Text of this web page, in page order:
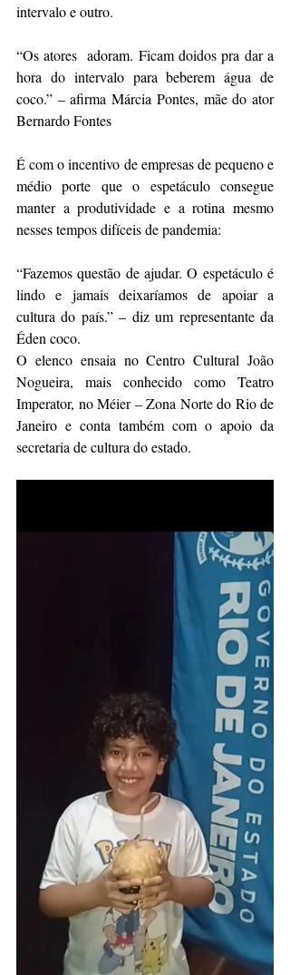
intervalo e outro.
“Os atores  adoram. Ficam doidos pra dar a
hora do intervalo para beberem água de
coco.” – afirma Márcia Pontes, mãe do ator
Bernardo Fontes
É com o incentivo de empresas de pequeno e
médio porte que o espetáculo consegue
manter a produtividade e a rotina mesmo
nesses tempos difíceis de pandemia:
“Fazemos questão de ajudar. O espetáculo é
lindo e jamais deixaríamos de apoiar a
cultura do país.” – diz um representante da
Éden coco.
O elenco ensaia no Centro Cultural João
Nogueira, mais conhecido como Teatro
Imperator, no Méier – Zona Norte do Rio de
Janeiro e conta também com o apoio da
secretaria de cultura do estado.